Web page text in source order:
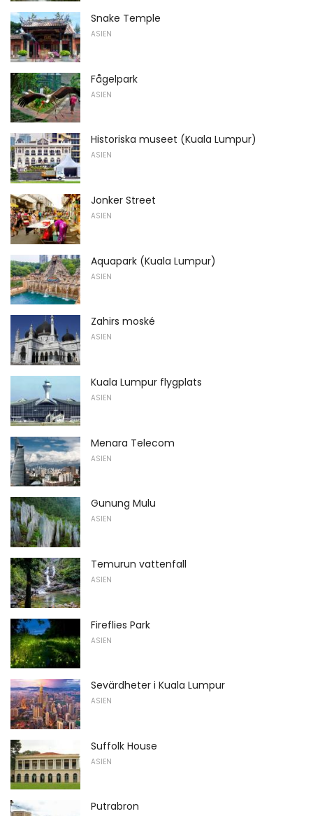
Snake Temple
ASIEN
Fågelpark
ASIEN
Historiska museet (Kuala Lumpur)
ASIEN
Jonker Street
ASIEN
Aquapark (Kuala Lumpur)
ASIEN
Zahirs moské
ASIEN
Kuala Lumpur flygplats
ASIEN
Menara Telecom
ASIEN
Gunung Mulu
ASIEN
Temurun vattenfall
ASIEN
Fireflies Park
ASIEN
Sevärdheter i Kuala Lumpur
ASIEN
Suffolk House
ASIEN
Putrabron